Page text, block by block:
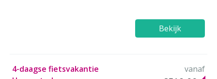
Bekijk
4-daagse fietsvakantie
vanaf